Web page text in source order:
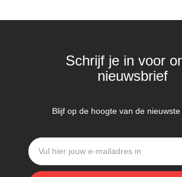
Schrijf je in voor
nieuwsbrief
Blijf op de hoogte van de